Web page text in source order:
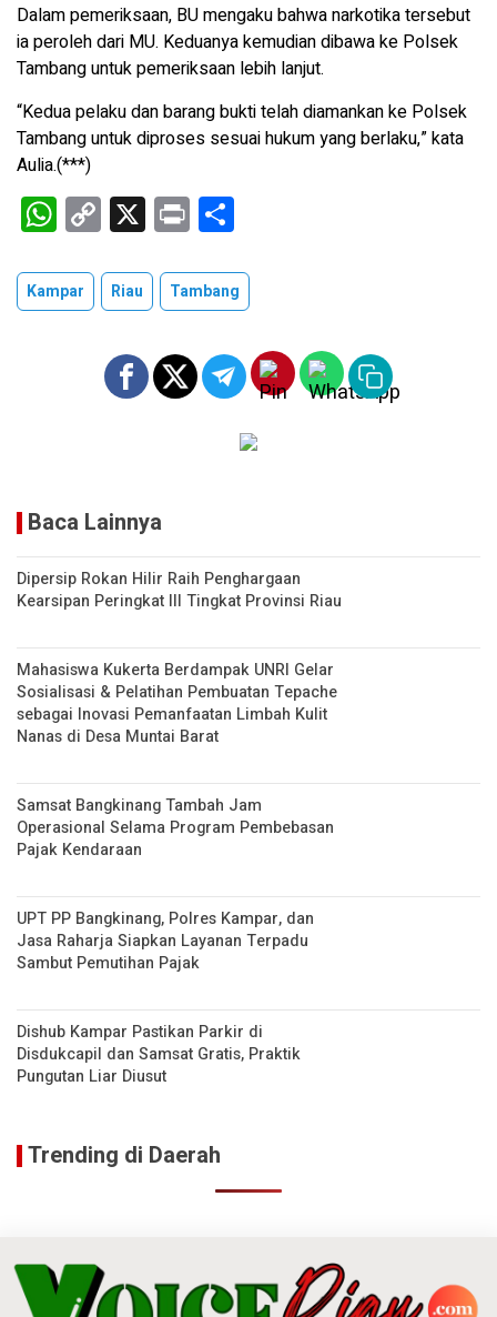
Dalam pemeriksaan, BU mengaku bahwa narkotika tersebut
ia peroleh dari MU. Keduanya kemudian dibawa ke Polsek
Tambang untuk pemeriksaan lebih lanjut.
“Kedua pelaku dan barang bukti telah diamankan ke Polsek
Tambang untuk diproses sesuai hukum yang berlaku,” kata
Aulia.(***)
W
h
at
s
C
o
py
Li
n
k
X Pr
in
t ar
e
Kampar Riau Tambang
Baca Lainnya
Dipersip Rokan Hilir Raih Penghargaan
Kearsipan Peringkat III Tingkat Provinsi Riau
Mahasiswa Kukerta Berdampak UNRI Gelar
Sosialisasi & Pelatihan Pembuatan Tepache
sebagai Inovasi Pemanfaatan Limbah Kulit
Nanas di Desa Muntai Barat
Samsat Bangkinang Tambah Jam
Operasional Selama Program Pembebasan
Pajak Kendaraan
UPT PP Bangkinang, Polres Kampar, dan
Jasa Raharja Siapkan Layanan Terpadu
Sambut Pemutihan Pajak
Dishub Kampar Pastikan Parkir di
Disdukcapil dan Samsat Gratis, Praktik
Pungutan Liar Diusut
Trending di Daerah